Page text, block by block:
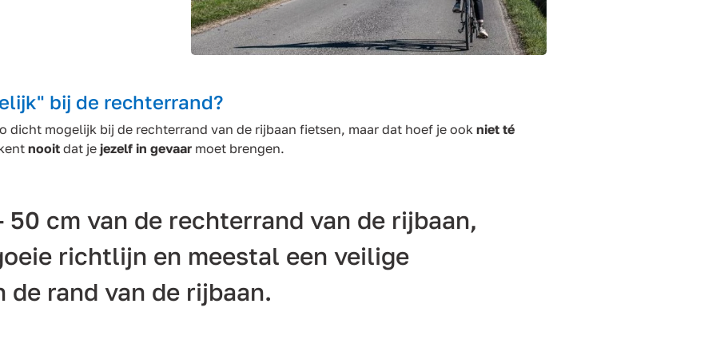
bij de rechterrand?
dicht mogelijk bij de rechterrand van de rijbaan fietsen, maar dat hoef je ook niet té
nooit dat je jezelf in gevaar moet brengen.
cm van de rechterrand van de rijbaan,
richtlijn en meestal een veilige
de rand van de rijbaan.